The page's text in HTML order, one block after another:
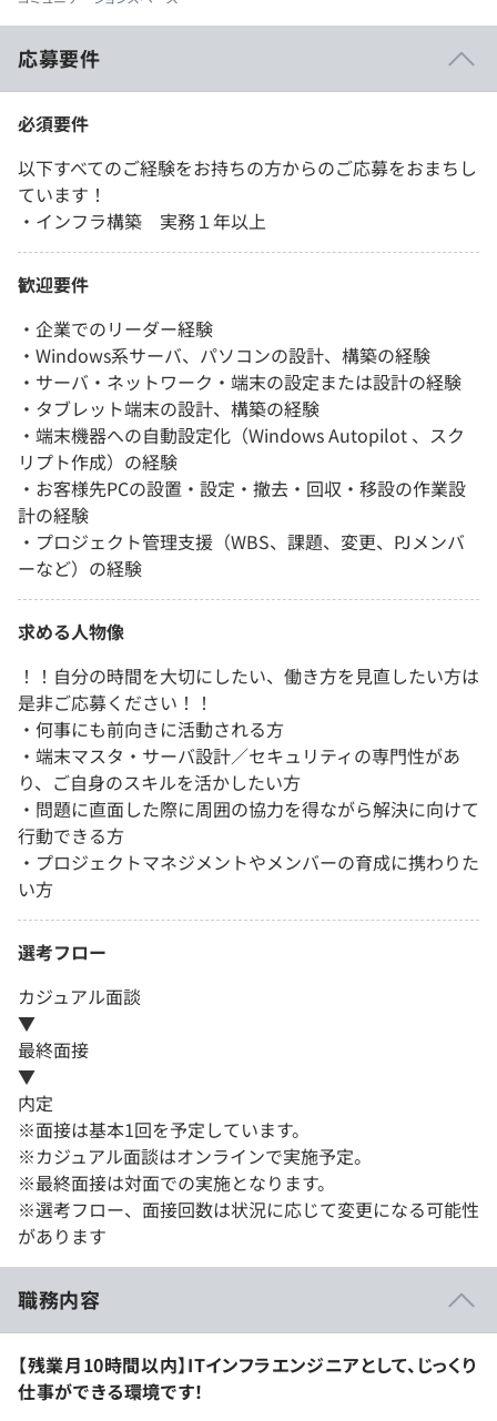
応募要件
必須要件
以下すべてのご経験をお持ちの方からのご応募をおまちし
ています！
・インフラ構築 実務１年以上
歓迎要件
・企業でのリーダー経験
・Windows系サーバ、パソコンの設計、構築の経験
・サーバ・ネットワーク・端末の設定または設計の経験
・タブレット端末の設計、構築の経験
・端末機器への自動設定化（Windows Autopilot 、スク
リプト作成）の経験
・お客様先PCの設置・設定・撤去・回収・移設の作業設
計の経験
・プロジェクト管理支援（WBS、課題、変更、PJメンバ
ーなど）の経験
求める人物像
！！自分の時間を大切にしたい、働き方を見直したい方は
是非ご応募ください！！
・何事にも前向きに活動される方
・端末マスタ・サーバ設計／セキュリティの専門性があ
り、ご自身のスキルを活かしたい方
・問題に直面した際に周囲の協力を得ながら解決に向けて
行動できる方
・プロジェクトマネジメントやメンバーの育成に携わりた
い方
選考フロー
カジュアル面談
▼
最終面接
▼
内定
※面接は基本1回を予定しています。
※カジュアル面談はオンラインで実施予定。
※最終面接は対面での実施となります。
※選考フロー、面接回数は状況に応じて変更になる可能性
があります
職務内容
【残業月10時間以内】ITインフラエンジニアとして、じっくり
仕事ができる環境です！